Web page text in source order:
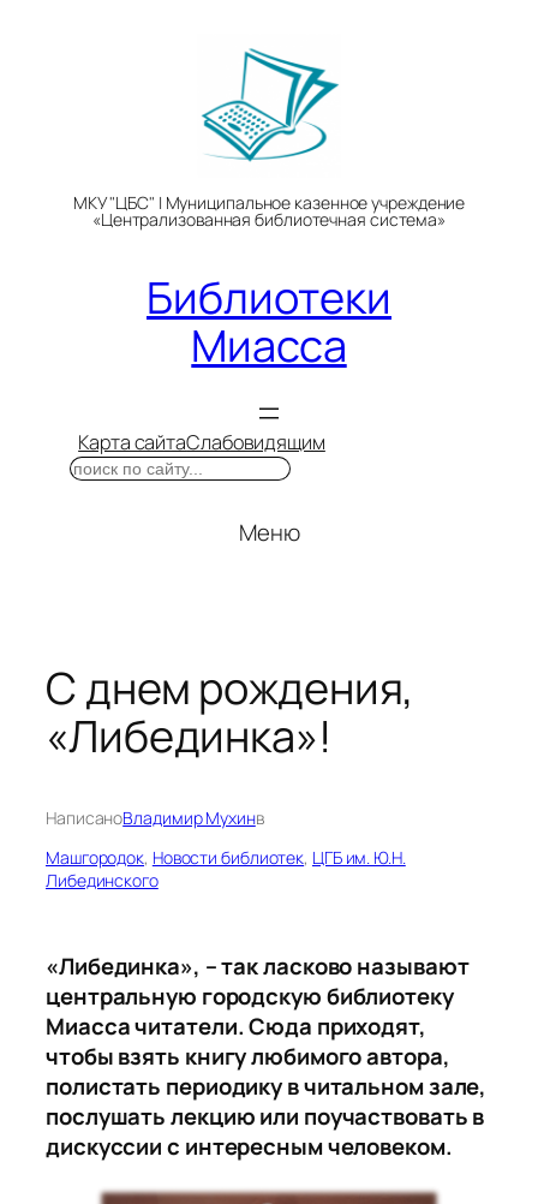
МКУ "ЦБС" | Муниципальное казенное учреждение
«Централизованная библиотечная система»
Библиотеки
Миасса
Карта сайтаСлабовидящим
Поиск
Меню
С днем рождения,
«Либединка»!
НаписаноВладимир Мухинв
Машгородок, Новости библиотек, ЦГБ им. Ю.Н.
Либединского
«Либединка», – так ласково называют
центральную городскую библиотеку
Миасса читатели. Сюда приходят,
чтобы взять книгу любимого автора,
полистать периодику в читальном зале,
послушать лекцию или поучаствовать в
дискуссии с интересным человеком.